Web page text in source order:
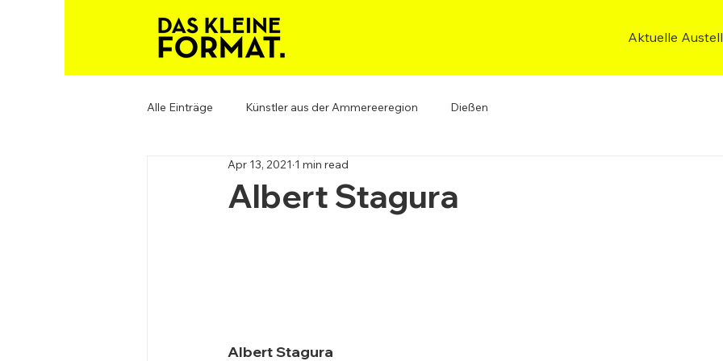
Aktuelle
Alle Einträge Künstler aus der Ammereeregion Dießen
Albert Stagura
Apr 13, 2021 1 min read
Albert Stagura